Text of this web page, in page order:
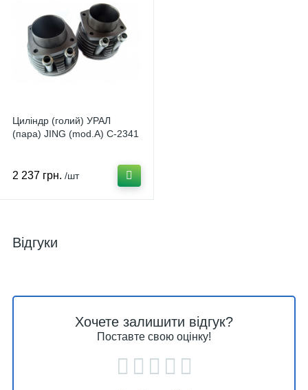
Циліндр (голий) УРАЛ
(пара) JING (mod.A) C-2341
2 237 грн. /шт
Відгуки
Хочете залишити відгук?
Поставте свою оцінку!